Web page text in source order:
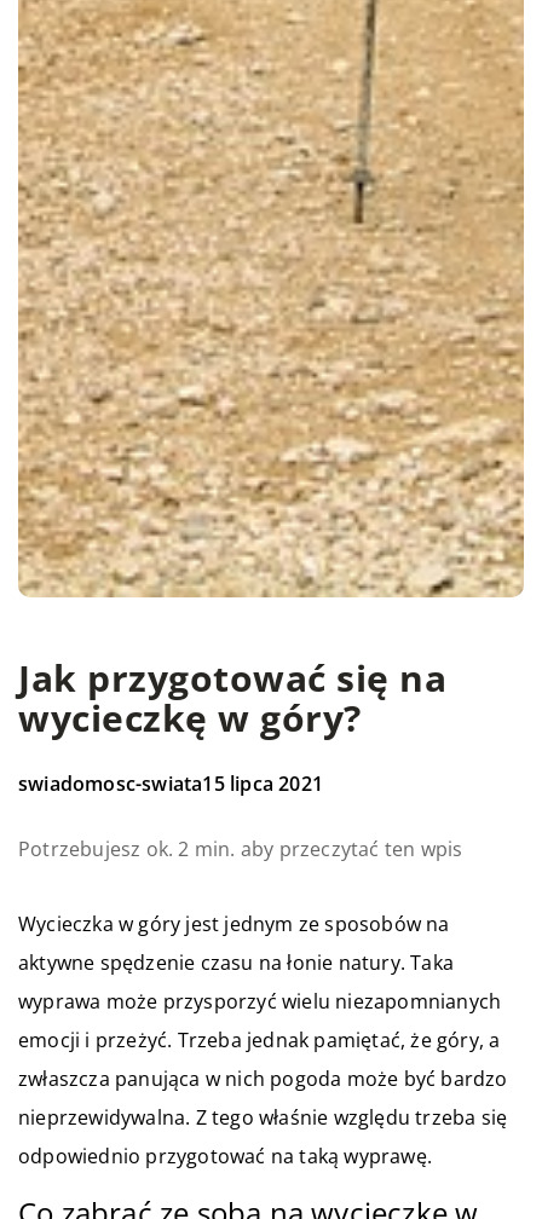
Jak przygotować się na
wycieczkę w góry?
swiadomosc-swiata15 lipca 2021
Potrzebujesz ok. 2 min. aby przeczytać ten wpis
Wycieczka w góry jest jednym ze sposobów na
aktywne spędzenie czasu na łonie natury. Taka
wyprawa może przysporzyć wielu niezapomnianych
emocji i przeżyć. Trzeba jednak pamiętać, że góry, a
zwłaszcza panująca w nich pogoda może być bardzo
nieprzewidywalna. Z tego właśnie względu trzeba się
odpowiednio przygotować na taką wyprawę.